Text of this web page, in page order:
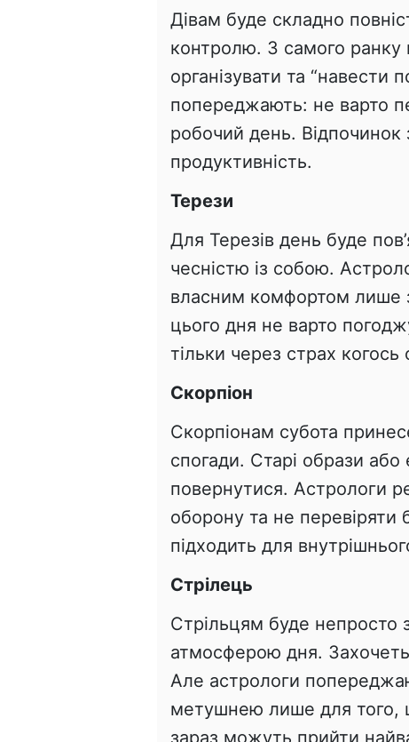
Дівам буде складно
контролю. З самого
організувати та “навести
попереджають: не варто
робочий день. Відпочинок
продуктивність.
Терези
Для Терезів день буде
чесністю із собою.
власним комфортом лише
цього дня не варто
тільки через страх когось
Скорпіон
Скорпіонам субота
спогади. Старі образи
повернутися. Астрологи
оборону та не перевіряти
підходить для
Стрілець
Стрільцям буде непросто
атмосферою дня.
Але астрологи
метушнею лише для того,
зараз можуть прийти